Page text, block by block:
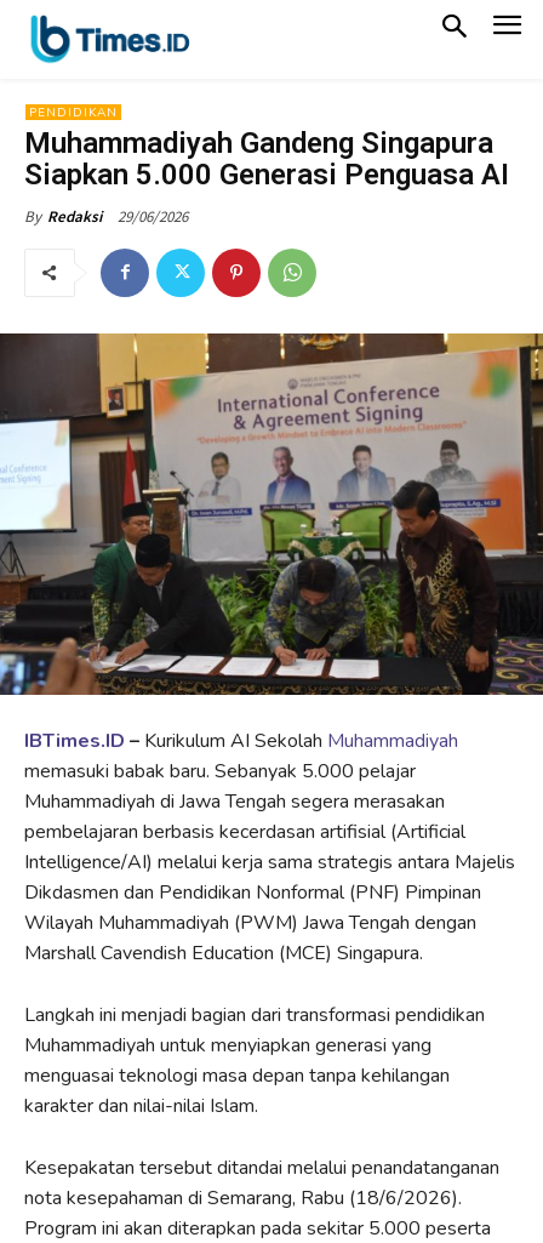
PENDIDIKAN
Muhammadiyah Gandeng Singapura
Siapkan 5.000 Generasi Penguasa AI
By Redaksi 29/06/2026
IBTimes.ID – Kurikulum AI Sekolah Muhammadiyah
memasuki babak baru. Sebanyak 5.000 pelajar
Muhammadiyah di Jawa Tengah segera merasakan
pembelajaran berbasis kecerdasan artifisial (Artificial
Intelligence/AI) melalui kerja sama strategis antara Majelis
Dikdasmen dan Pendidikan Nonformal (PNF) Pimpinan
Wilayah Muhammadiyah (PWM) Jawa Tengah dengan
Marshall Cavendish Education (MCE) Singapura.
Langkah ini menjadi bagian dari transformasi pendidikan
Muhammadiyah untuk menyiapkan generasi yang
menguasai teknologi masa depan tanpa kehilangan
karakter dan nilai-nilai Islam.
Kesepakatan tersebut ditandai melalui penandatanganan
nota kesepahaman di Semarang, Rabu (18/6/2026).
Program ini akan diterapkan pada sekitar 5.000 peserta